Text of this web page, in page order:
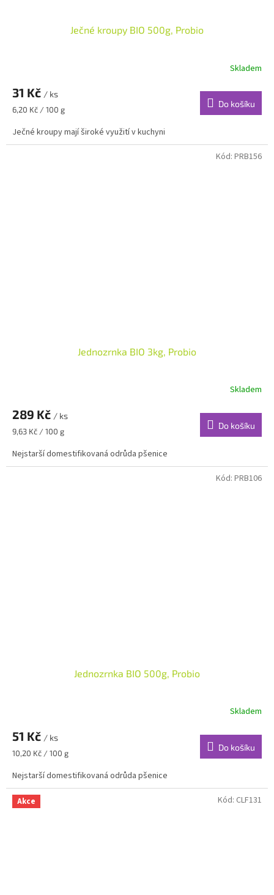
Ječné kroupy BIO 500g, Probio
Skladem
31 Kč / ks
Měrná
6,20 Kč / 100 g
Do košíku
Ječné kroupy mají široké využití v kuchyni
Jednozrnka BIO 3kg, Probio
Skladem
289 Kč / ks
Měrná
9,63 Kč / 100 g
Do košíku
Nejstarší domestifikovaná odrůda pšenice
Kód: PRB156
Jednozrnka BIO 500g, Probio
Skladem
51 Kč / ks
Měrná
10,20 Kč / 100 g
Do košíku
Nejstarší domestifikovaná odrůda pšenice
Kód: PRB106
Akce Kód: CLF131